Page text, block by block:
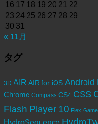
16 17 18 19 20 21 22
23 24 25 26 27 28 29
30 31
« 11月
タグ
3D AIR AIR for iOS Android
Chrome Compass CS4 CSS
Flash Player 10 Flex Game
HydroSequence